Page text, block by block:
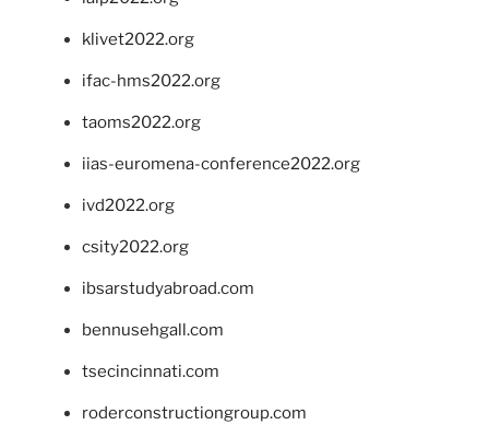
klivet2022.org
ifac-hms2022.org
taoms2022.org
iias-euromena-conference2022.org
ivd2022.org
csity2022.org
ibsarstudyabroad.com
bennusehgall.com
tsecincinnati.com
roderconstructiongroup.com